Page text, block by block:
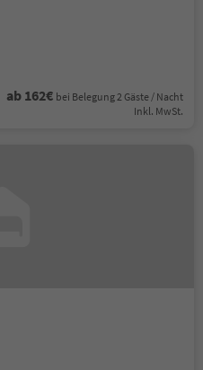
ab 162€ bei Belegung 2 Gäste / Nacht
Inkl. MwSt.